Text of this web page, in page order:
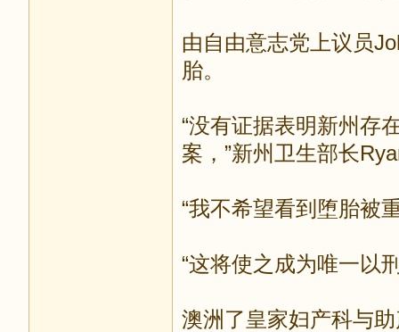
由自由意志党上议员
胎。
“没有证据表明新州存
案，”新州卫生部长
“我不希望看到堕胎被
“这将使之成为唯一以
澳洲了皇家妇产科与